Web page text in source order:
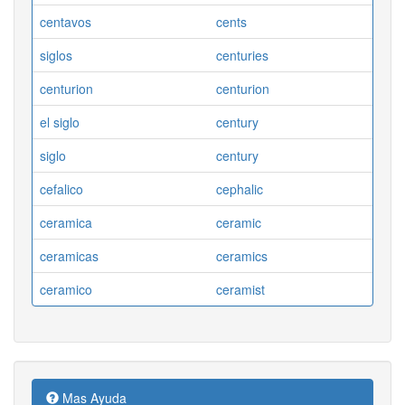
centavos
cents
siglos
centuries
centurion
centurion
el siglo
century
siglo
century
cefalico
cephalic
ceramica
ceramic
ceramicas
ceramics
ceramico
ceramist
Mas Ayuda